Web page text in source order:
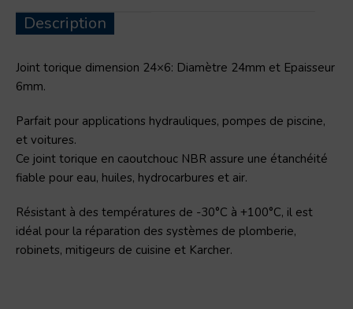
Description
Joint torique dimension 24×6: Diamètre 24mm et Epaisseur
6mm.
Parfait pour applications hydrauliques, pompes de piscine,
et voitures.
Ce joint torique en caoutchouc NBR assure une étanchéité
fiable pour eau, huiles, hydrocarbures et air.
Résistant à des températures de -30°C à +100°C, il est
idéal pour la réparation des systèmes de plomberie,
robinets, mitigeurs de cuisine et Karcher.